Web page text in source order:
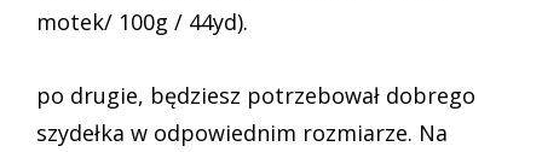
motek/ 100g / 44yd).
po drugie, będziesz potrzebował dobrego
szydełka w odpowiednim rozmiarze. Na